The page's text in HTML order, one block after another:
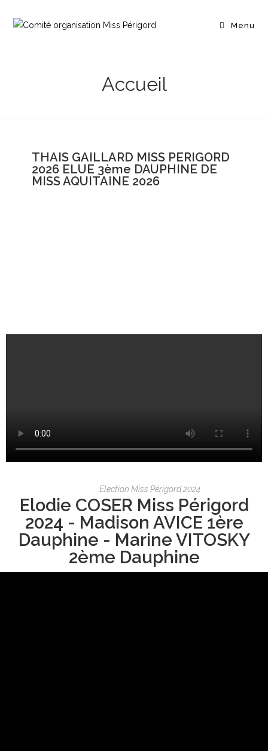
Menu
Accueil
THAIS GAILLARD MISS PERIGORD
2026 ELUE 3ème DAUPHINE DE
MISS AQUITAINE 2026
Election Miss Périgord 2024
Elodie COSER Miss Périgord
2024 - Madison AVICE 1ère
Dauphine - Marine VITOSKY
2ème Dauphine